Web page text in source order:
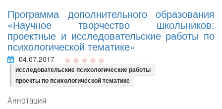
Программа дополнительного образования
«Научное творчество школьников:
проектные и исследовательские работы по
психологической тематике»
04.07.2017
исследовательские психологические работы
проекты по психологической тематике
Аннотация